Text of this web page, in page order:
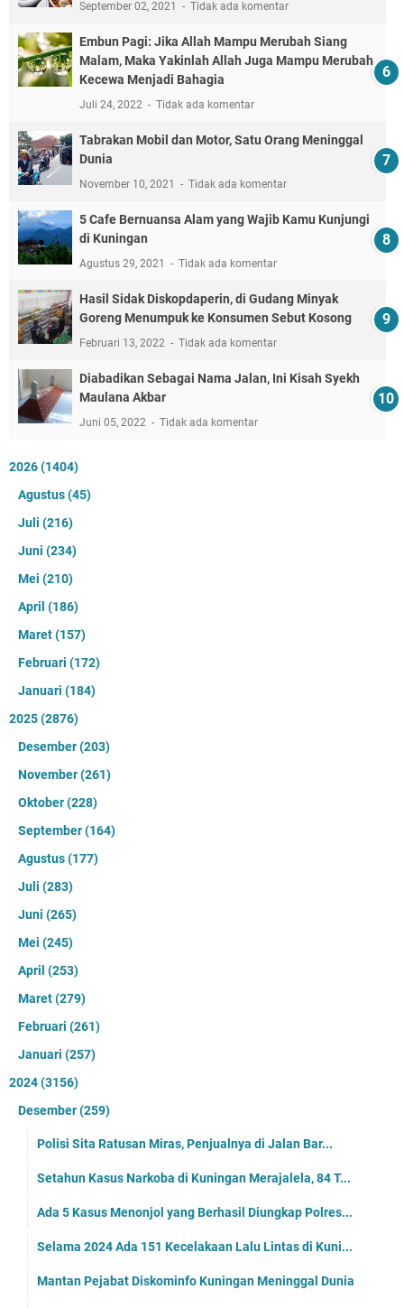
September 02, 2021 Tidak ada komentar
Embun Pagi: Jika Allah Mampu Merubah Siang
Malam, Maka Yakinlah Allah Juga Mampu Merubah
Kecewa Menjadi Bahagia
Juli 24, 2022 Tidak ada komentar
Tabrakan Mobil dan Motor, Satu Orang Meninggal
Dunia
November 10, 2021 Tidak ada komentar
5 Cafe Bernuansa Alam yang Wajib Kamu Kunjungi
di Kuningan
Agustus 29, 2021 Tidak ada komentar
Hasil Sidak Diskopdaperin, di Gudang Minyak
Goreng Menumpuk ke Konsumen Sebut Kosong
Februari 13, 2022 Tidak ada komentar
Diabadikan Sebagai Nama Jalan, Ini Kisah Syekh
Maulana Akbar
Juni 05, 2022 Tidak ada komentar
2026(1404)
Agustus(45)
Juli (216)
Juni (234)
Mei (210)
April (186)
Maret(157)
Februari (172)
Januari (184)
2025(2876)
Desember(203)
November(261)
Oktober(228)
September(164)
Agustus(177)
Juli (283)
Juni (265)
Mei (245)
April (253)
Maret(279)
Februari (261)
Januari (257)
2024(3156)
Desember(259)
Polisi Sita Ratusan Miras, Penjualnya di Jalan Bar...
Setahun Kasus Narkoba di Kuningan Merajalela, 84 T...
Ada 5 Kasus Menonjol yang Berhasil Diungkap Polres...
Selama 2024 Ada 151 Kecelakaan Lalu Lintas di Kuni...
Mantan Pejabat Diskominfo Kuningan Meninggal Dunia